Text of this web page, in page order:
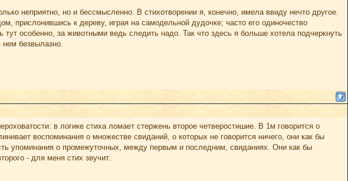
неприятно, но и бессмысленно. В стихотворении я, конечно, имела ввиду нечто другое.
прислонившись к дереву, играя на самодельной дудочке; часто его одиночество
особенно, за животными ведь следить надо. Так что здесь я больше хотела подчеркнуть
нем безвылазно.
в логике стиха ломает стержень второе четверостишие. В 1м говорится о
воспоминания о множестве свиданий, о которых не говорится ничего, они как бы
упоминания о промежуточных, между первым и последним, свиданиях. Они как бы
- для меня стих звучит.